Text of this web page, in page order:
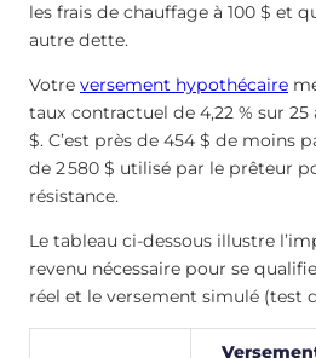
les frais de chauffage à 100 $ et
autre dette.
Votre versement hypothécaire
taux contractuel de 4,22 % sur 25
$. C’est près de 454 $ de moins
de 2 580 $ utilisé par le prêteur
résistance.
Le tableau ci-dessous illustre
revenu nécessaire pour se
réel et le versement simulé (test